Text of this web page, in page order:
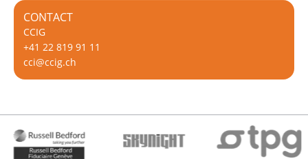
CONTACT
CCIG
+41 22 819 91 11
cci@ccig.ch